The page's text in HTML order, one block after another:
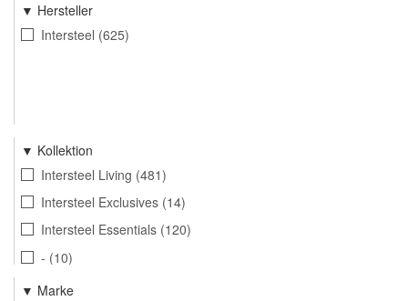
Hersteller
Intersteel 625
Kollektion
Intersteel Living 481
Intersteel Exclusives 14
Intersteel Essentials 120
- 10
Marke